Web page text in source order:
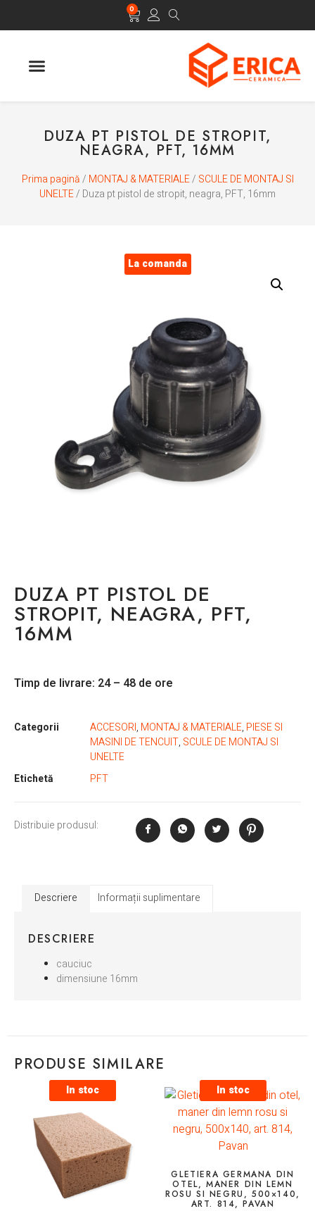
0
DUZA PT PISTOL DE STROPIT,
NEAGRA, PFT, 16MM
Prima pagină/ MONTAJ & MATERIALE/ SCULE DE MONTAJ SI
UNELTE/ Duza pt pistol de stropit, neagra, PFT, 16mm
La comanda
DUZA PT PISTOL DE
STROPIT, NEAGRA, PFT,
16MM
Timp de livrare: 24 – 48 de ore
Categorii ACCESORI, MONTAJ & MATERIALE, PIESE SI
MASINI DE TENCUIT, SCULE DE MONTAJ SI
UNELTE
Etichetă
PFT
Distribuie produsul:
Descriere Informații suplimentare
DESCRIERE
cauciuc
dimensiune 16mm
PRODUSE SIMILARE
In stoc In stoc
GLETIERA GERMANA DIN
OTEL, MANER DIN LEMN
ROSU SI NEGRU, 500×140,
ART. 814, PAVAN